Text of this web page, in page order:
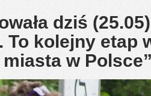
dziś
To kolejny etap
miasta w